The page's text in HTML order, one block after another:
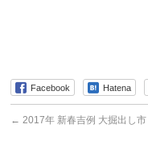
Facebook Hatena
← 2017年 新春吉例 大掘出し市